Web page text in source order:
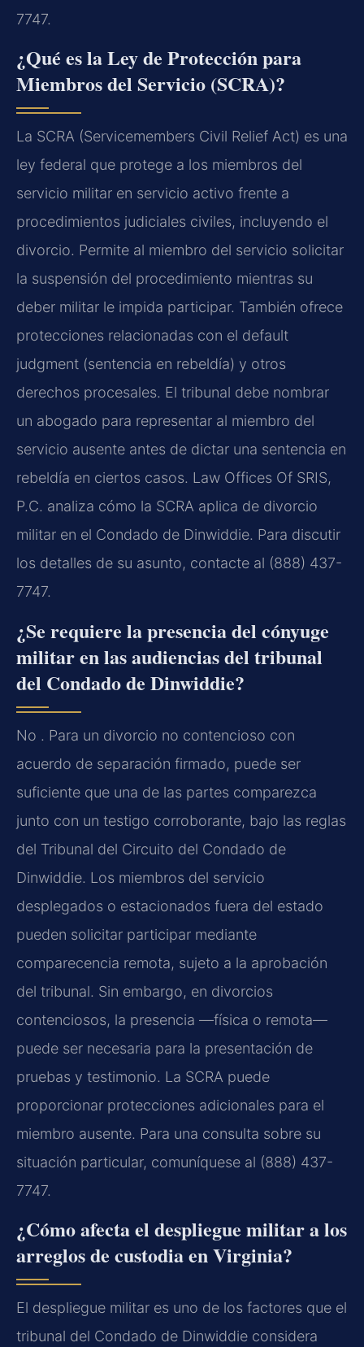
7747.
¿Qué es la Ley de Protección para
Miembros del Servicio (SCRA)?
La SCRA (Servicemembers Civil Relief Act) es una
ley federal que protege a los miembros del
servicio militar en servicio activo frente a
procedimientos judiciales civiles, incluyendo el
divorcio. Permite al miembro del servicio solicitar
la suspensión del procedimiento mientras su
deber militar le impida participar. También ofrece
protecciones relacionadas con el default
judgment (sentencia en rebeldía) y otros
derechos procesales. El tribunal debe nombrar
un abogado para representar al miembro del
servicio ausente antes de dictar una sentencia en
rebeldía en ciertos casos. Law Offices Of SRIS,
P.C. analiza cómo la SCRA aplica de divorcio
militar en el Condado de Dinwiddie. Para discutir
los detalles de su asunto, contacte al (888) 437-
7747.
¿Se requiere la presencia del cónyuge
militar en las audiencias del tribunal
del Condado de Dinwiddie?
No . Para un divorcio no contencioso con
acuerdo de separación firmado, puede ser
suficiente que una de las partes comparezca
junto con un testigo corroborante, bajo las reglas
del Tribunal del Circuito del Condado de
Dinwiddie. Los miembros del servicio
desplegados o estacionados fuera del estado
pueden solicitar participar mediante
comparecencia remota, sujeto a la aprobación
del tribunal. Sin embargo, en divorcios
contenciosos, la presencia —física o remota—
puede ser necesaria para la presentación de
pruebas y testimonio. La SCRA puede
proporcionar protecciones adicionales para el
miembro ausente. Para una consulta sobre su
situación particular, comuníquese al (888) 437-
7747.
¿Cómo afecta el despliegue militar a los
arreglos de custodia en Virginia?
El despliegue militar es uno de los factores que el
tribunal del Condado de Dinwiddie considera